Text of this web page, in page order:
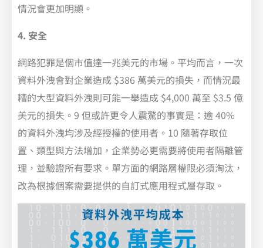
情況會更加明顯。
4. 安全
網路犯罪是個市值達一兆美元的市場。平均而言，一次
資料外洩會對企業造成 $386 萬美元的損失，而情況最
糟的大型資料外洩則可能一舉造成 $4,000 萬至 $3.5 億
美元的損失。9 但或許更令人震驚的事實是：逾 40%
的資料外洩均涉及經授權的使用者。10 隨著存取位
置、類型與方法增加，企業勢必更需要將使用者隔離管
理，並驗證所有要求。單方面的網路層權限必須淘汰，
改為根據個案需要提供的自訂式應用程式層存取。